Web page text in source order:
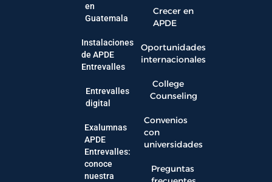
en
Guatemala
Instalaciones
de APDE
Entrevalles
Entrevalles
digital
Exalumnas
APDE
Entrevalles:
conoce
nuestra
Crecer en
APDE
Oportunidades
internacionales
College
Counseling
Convenios
con
universidades
Preguntas